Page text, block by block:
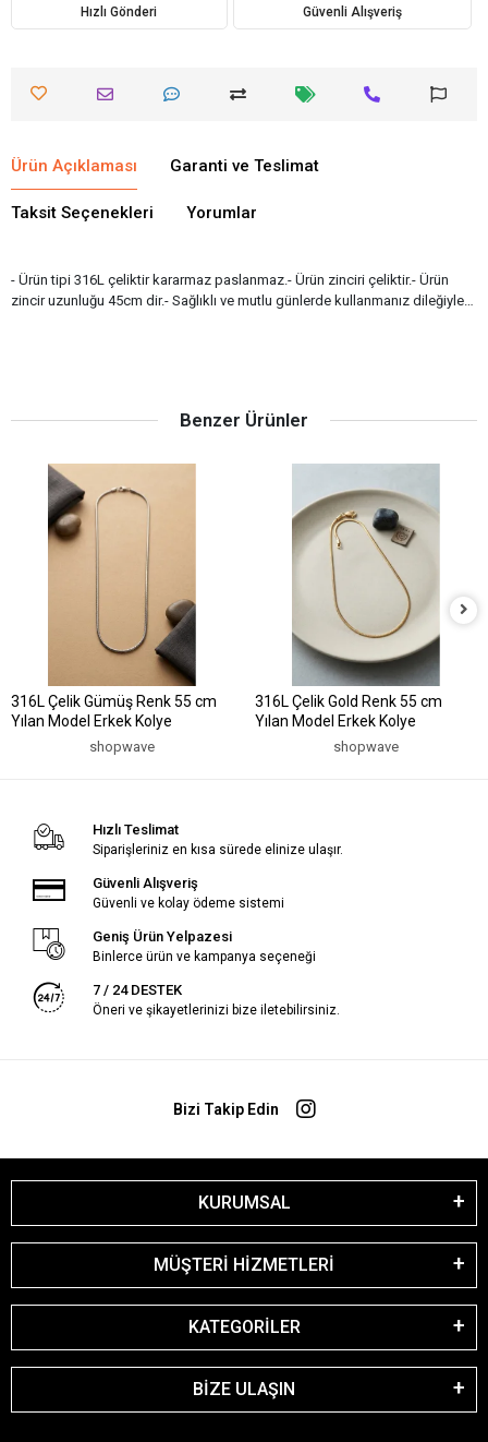
Hızlı Gönderi Güvenli Alışveriş
Ürün Açıklaması Garanti ve Teslimat
Taksit Seçenekleri Yorumlar
- Ürün tipi 316L çeliktir kararmaz paslanmaz.- Ürün zinciri çeliktir.- Ürün
zincir uzunluğu 45cm dir.- Sağlıklı ve mutlu günlerde kullanmanız dileğiyle…
Benzer Ürünler
316L Çelik Gümüş Renk 55 cm
Yılan Model Erkek Kolye
shopwave
316L Çelik Gold Renk 55 cm
Yılan Model Erkek Kolye
shopwave
Hızlı Teslimat
Siparişleriniz en kısa sürede elinize ulaşır.
Güvenli Alışveriş
Güvenli ve kolay ödeme sistemi
Geniş Ürün Yelpazesi
Binlerce ürün ve kampanya seçeneği
7 / 24 DESTEK
Öneri ve şikayetlerinizi bize iletebilirsiniz.
Bizi Takip Edin
KURUMSAL
MÜŞTERİ HİZMETLERİ
KATEGORİLER
BİZE ULAŞIN